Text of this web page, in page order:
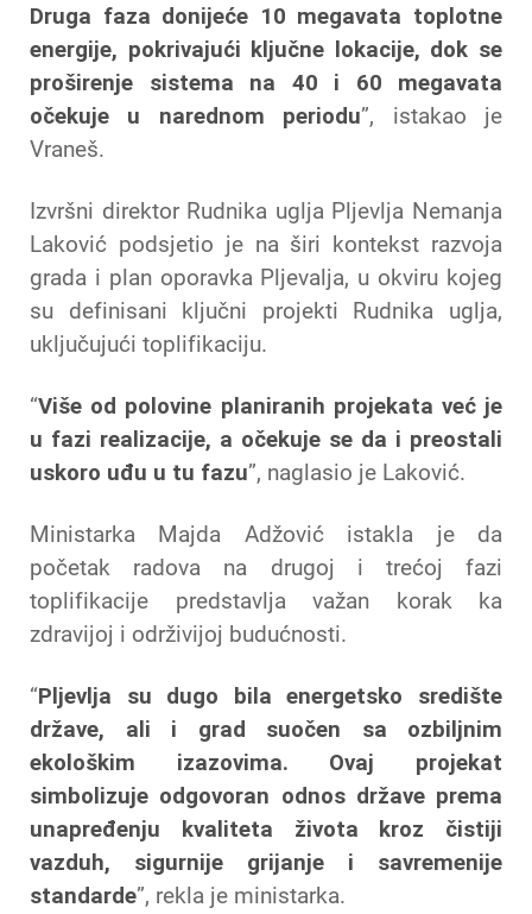
Druga faza donijeće 10 megavata toplotne
energije, pokrivajući ključne lokacije, dok se
proširenje sistema na 40 i 60 megavata
očekuje u narednom periodu”, istakao je
Vraneš.
Izvršni direktor Rudnika uglja Pljevlja Nemanja
Laković podsjetio je na širi kontekst razvoja
grada i plan oporavka Pljevalja, u okviru kojeg
su definisani ključni projekti Rudnika uglja,
uključujući toplifikaciju.
“Više od polovine planiranih projekata već je
u fazi realizacije, a očekuje se da i preostali
uskoro uđu u tu fazu”, naglasio je Laković.
Ministarka Majda Adžović istakla je da
početak radova na drugoj i trećoj fazi
toplifikacije predstavlja važan korak ka
zdravijoj i održivijoj budućnosti.
“Pljevlja su dugo bila energetsko središte
države, ali i grad suočen sa ozbiljnim
ekološkim izazovima. Ovaj projekat
simbolizuje odgovoran odnos države prema
unapređenju kvaliteta života kroz čistiji
vazduh, sigurnije grijanje i savremenije
standarde”, rekla je ministarka.